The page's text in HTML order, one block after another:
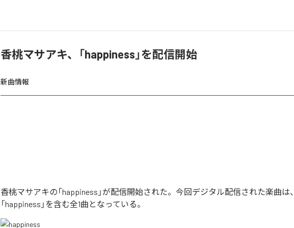
香桃マサアキ、「happiness」を配信開始
新曲情報
香桃マサアキの「happiness」が配信開始された。今回デジタル配信された楽曲は、
「happiness」を含む全1曲となっている。